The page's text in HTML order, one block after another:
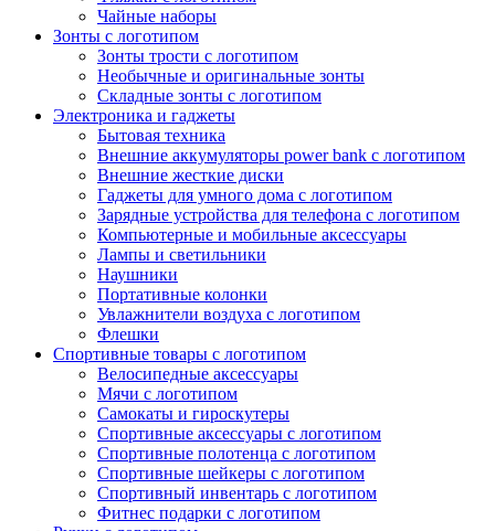
Чайные наборы
Зонты с логотипом
Зонты трости с логотипом
Необычные и оригинальные зонты
Складные зонты с логотипом
Электроника и гаджеты
Бытовая техника
Внешние аккумуляторы power bank с логотипом
Внешние жесткие диски
Гаджеты для умного дома с логотипом
Зарядные устройства для телефона с логотипом
Компьютерные и мобильные аксессуары
Лампы и светильники
Наушники
Портативные колонки
Увлажнители воздуха с логотипом
Флешки
Спортивные товары с логотипом
Велосипедные аксессуары
Мячи с логотипом
Самокаты и гироскутеры
Спортивные аксессуары с логотипом
Спортивные полотенца с логотипом
Спортивные шейкеры с логотипом
Спортивный инвентарь с логотипом
Фитнес подарки с логотипом